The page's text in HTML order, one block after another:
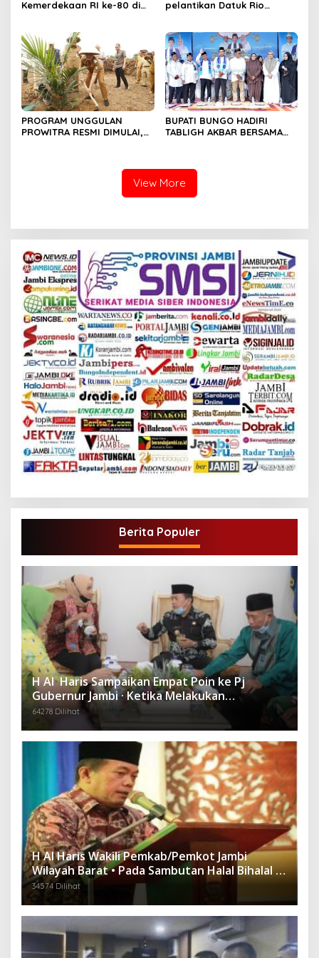
Kemerdekaan RI ke-80 di
pelantikan Datuk Rio
PROGRAM UNGGULAN
PROWITRA RESMI DIMULAI,
BUPATI BUNGO HADIRI
TABLIGH AKBAR BERSAMA
View More
Berita Populer
H Al Haris Sampaikan Empat Poin ke Pj
Gubernur Jambi · Ketika Melakukan
Kunjungan Kerja ke Merangin
64278 Dilihat
H Al Haris Wakili Pemkab/Pemkot Jambi
Wilayah Barat • Pada Sambutan Halal Bihalal di
Gubernuran
34574 Dilihat